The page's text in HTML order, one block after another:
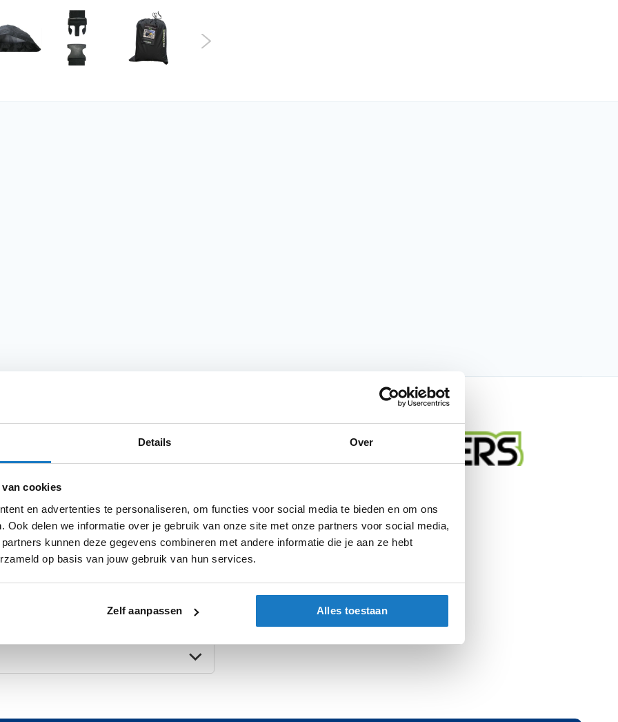
Details Over
cookies
en advertenties te personaliseren, om functies voor social media te bieden en om ons
Ook delen we informatie over je gebruik van onze site met onze partners voor social media,
kunnen deze gegevens combineren met andere informatie die je aan ze hebt
op basis van jouw gebruik van hun services.
Zelf aanpassen Alles toestaan
en een absolute
goed beschermd is tegen krassen.
panelenwaardoor de hoes
panelen zijn hittebestendig tot 300 °C.
band met kliksluitingblijft de hoes
openingen aangebracht waardoor de
is de hoes aan beide zijden voorzien
Kawasaki, Suzuki en Yamaha
Kleurstelling motor/scooterhoes
Categorie Motor- / Scooterhoezen